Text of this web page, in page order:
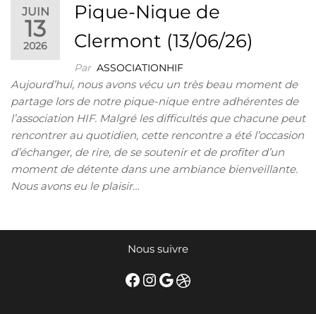
JUIN
13
2026
Pique-Nique de
Clermont (13/06/26)
Par ASSOCIATIONHIF
Aujourd’hui, nous avons vécu un très beau moment de
partage lors de notre pique-nique entre adhérentes de
l’association HIF. Malgré les difficultés que chacune peut
rencontrer au quotidien, cette rencontre a été l’occasion
d’échanger, de rire, de se soutenir et de profiter d’un
moment de détente dans une ambiance bienveillante.
Nous avons eu le plaisir…
Nous suivre
Facebook
Instagram
Google
Dribbble